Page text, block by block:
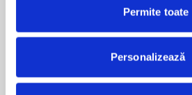
Permite toate
Personalizează
POLITICA DE CONFIDENTIALITATE